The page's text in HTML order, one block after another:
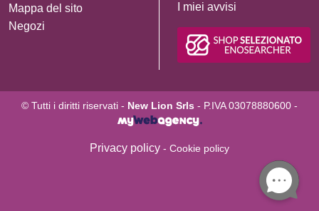
Mappa del sito
Negozi
I miei avvisi
© Tutti i diritti riservati - New Lion Srls - P.IVA 03078880600 -
Privacy policy - Cookie policy